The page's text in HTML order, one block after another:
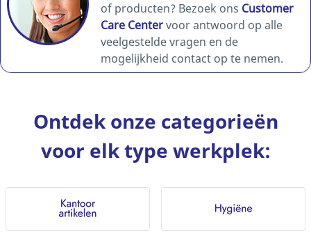
of producten? Bezoek ons Customer
Care Centervoor antwoord op alle
veelgestelde vragen en de
mogelijkheid contact op te nemen.
Ontdek onze categorieën
voor elk type werkplek: